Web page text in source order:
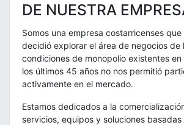
DE NUESTRA
Somos una empresa costarricenses
decidió explorar el área de negocios de
condiciones de monopolio existentes en
los últimos 45 años no nos permitió
activamente en el mercado.
Estamos dedicados a la
servicios, equipos y soluciones